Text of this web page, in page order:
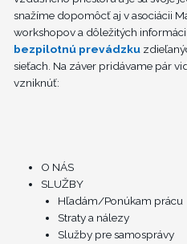
snažíme dopomôcť aj v asociácii
workshopov a dôležitých
bezpilotnú prevádzku
sieťach. Na záver pridávame pár
vzniknúť:
Menu
O NÁS
SLUŽBY
Hľadám/Ponúkam prácu
Straty a nálezy
Služby pre samosprávy